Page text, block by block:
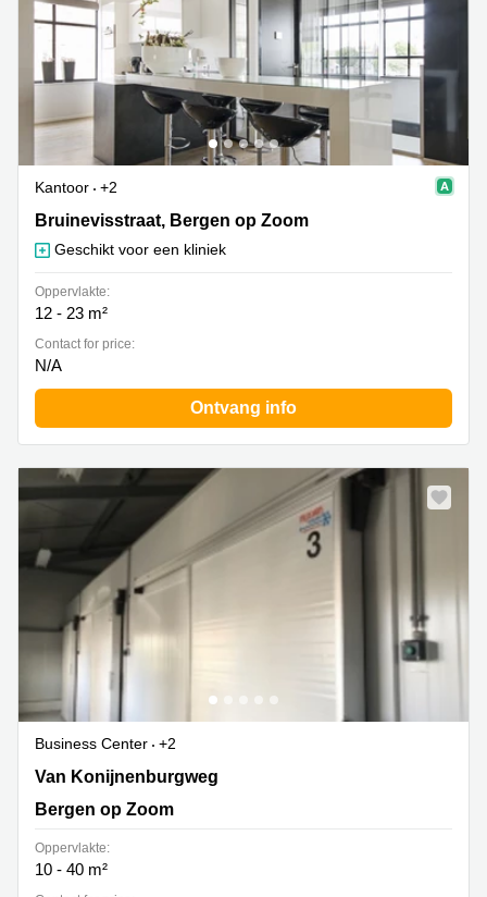
Kantoor
+2
Bruinevisstraat, Bergen op Zoom
Bruinevisstraat, Bergen op Zoom
Geschikt voor een kliniek
Oppervlakte:
12 - 23 m²
Contact for price:
N/A
Ontvang info
Business Center
+2
Van Konijnenburgweg 24, Bergen op Zoom
Van Konijnenburgweg
Bergen op Zoom
Oppervlakte:
10 - 40 m²